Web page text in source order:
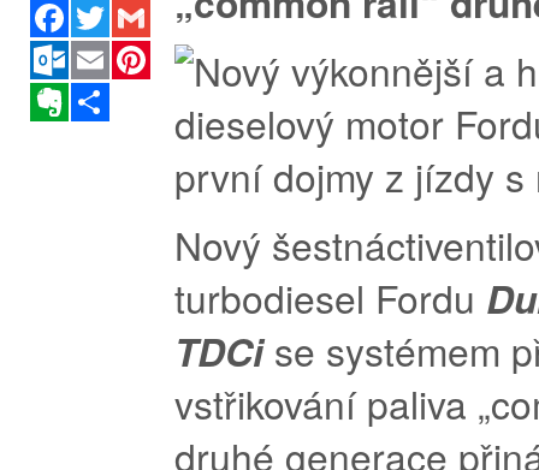
Facebook
Twitter
Gmail
Outlook.com
Email
Pinterest
Evernote
Nový
turbodiesel Fordu
TDCise systémem
vstřikování paliva
druhé generace